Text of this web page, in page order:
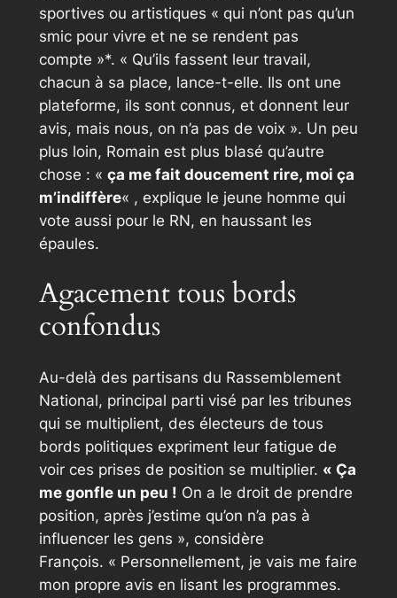
sportives ou artistiques « qui n’ont pas qu’un
smic pour vivre et ne se rendent pas
compte »*. « Qu’ils fassent leur travail,
chacun à sa place, lance-t-elle. Ils ont une
plateforme, ils sont connus, et donnent leur
avis, mais nous, on n’a pas de voix ». Un peu
plus loin, Romain est plus blasé qu’autre
chose : « ça me fait doucement rire, moi ça
m’indiffère« , explique le jeune homme qui
vote aussi pour le RN, en haussant les
épaules.
Agacement tous bords
confondus
Au-delà des partisans du Rassemblement
National, principal parti visé par les tribunes
qui se multiplient, des électeurs de tous
bords politiques expriment leur fatigue de
voir ces prises de position se multiplier. « Ça
me gonfle un peu ! On a le droit de prendre
position, après j’estime qu’on n’a pas à
influencer les gens », considère
François. « Personnellement, je vais me faire
mon propre avis en lisant les programmes.